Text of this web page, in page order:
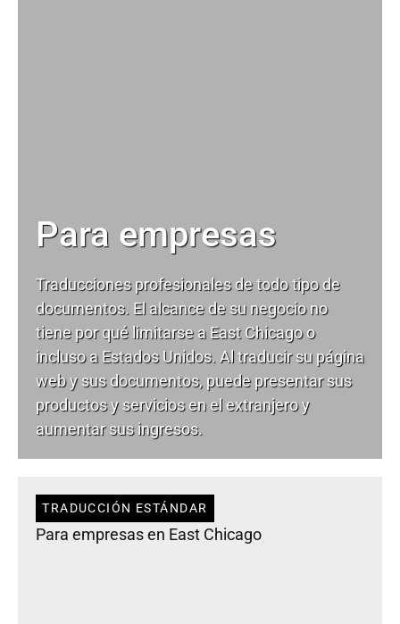
Para empresas
Traducciones profesionales de todo tipo de
documentos. El alcance de su negocio no
tiene por qué limitarse a East Chicago o
incluso a Estados Unidos. Al traducir su página
web y sus documentos, puede presentar sus
productos y servicios en el extranjero y
aumentar sus ingresos.
TRADUCCIÓN ESTÁNDAR
Para empresas en East Chicago